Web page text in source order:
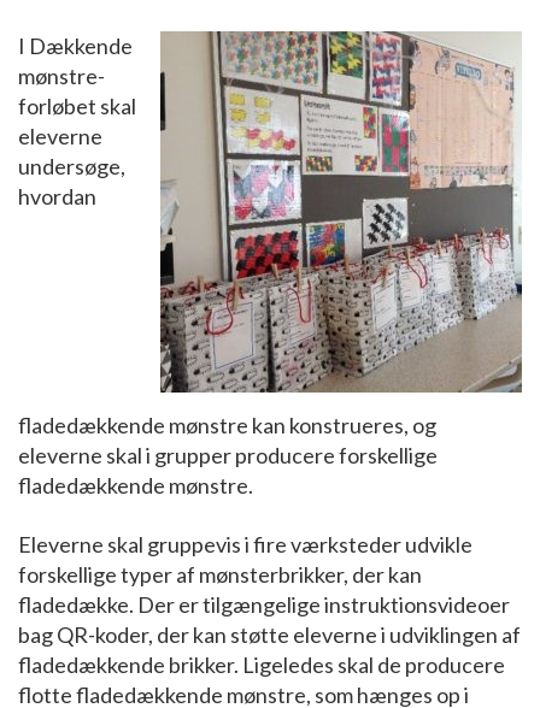
I Dækkende
mønstre-
forløbet skal
eleverne
undersøge,
hvordan
fladedækkende mønstre kan konstrueres, og
eleverne skal i grupper producere forskellige
fladedækkende mønstre.
Eleverne skal gruppevis i fire værksteder udvikle
forskellige typer af mønsterbrikker, der kan
fladedække. Der er tilgængelige instruktionsvideoer
bag QR-koder, der kan støtte eleverne i udviklingen af
fladedækkende brikker. Ligeledes skal de producere
flotte fladedækkende mønstre, som hænges op i